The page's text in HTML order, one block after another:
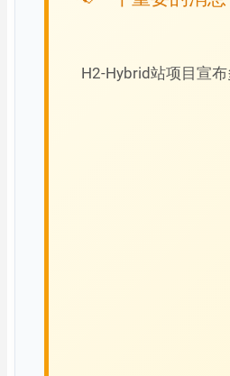
H2-Hybrid站项目宣